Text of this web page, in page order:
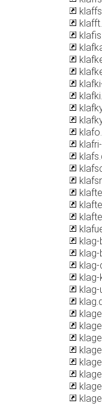
klag-
klag-
klag-
klag-
klag-